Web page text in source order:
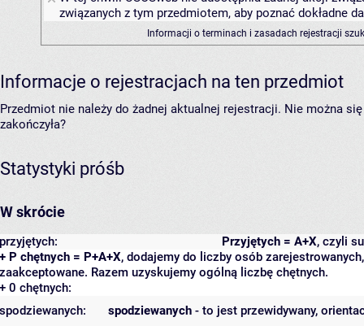
związanych z tym przedmiotem, aby poznać dokładne
Informacji o terminach i zasadach rejestracji
Informacje o rejestracjach na ten przedmiot
Przedmiot nie należy do żadnej aktualnej rejestracji. Nie można
zakończyła?
Statystyki próśb
W skrócie
Przyjętych = A+X, czyli
przyjętych:
+ P chętnych = P+A+X, dodajemy do liczby osób
zaakceptowane. Razem uzyskujemy ogólną liczbę chętnych.
+ 0 chętnych:
spodziewanych - to jest przewidywany,
spodziewanych: